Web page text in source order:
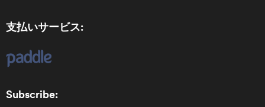
支払いサービス:
Subscribe: